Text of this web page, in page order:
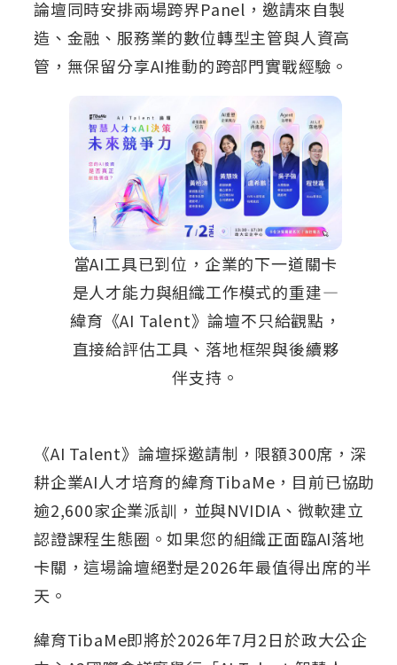
論壇同時安排兩場跨界Panel，邀請來自製
造、金融、服務業的數位轉型主管與人資高
管，無保留分享AI推動的跨部門實戰經驗。
當AI工具已到位，企業的下一道關卡
是人才能力與組織工作模式的重建—
緯育《AI Talent》論壇不只給觀點，
直接給評估工具、落地框架與後續夥
伴支持。
《AI Talent》論壇採邀請制，限額300席，深
耕企業AI人才培育的緯育TibaMe，目前已協助
逾2,600家企業派訓，並與NVIDIA、微軟建立
認證課程生態圈。如果您的組織正面臨AI落地
卡關，這場論壇絕對是2026年最值得出席的半
天。
緯育TibaMe即將於2026年7月2日於政大公企